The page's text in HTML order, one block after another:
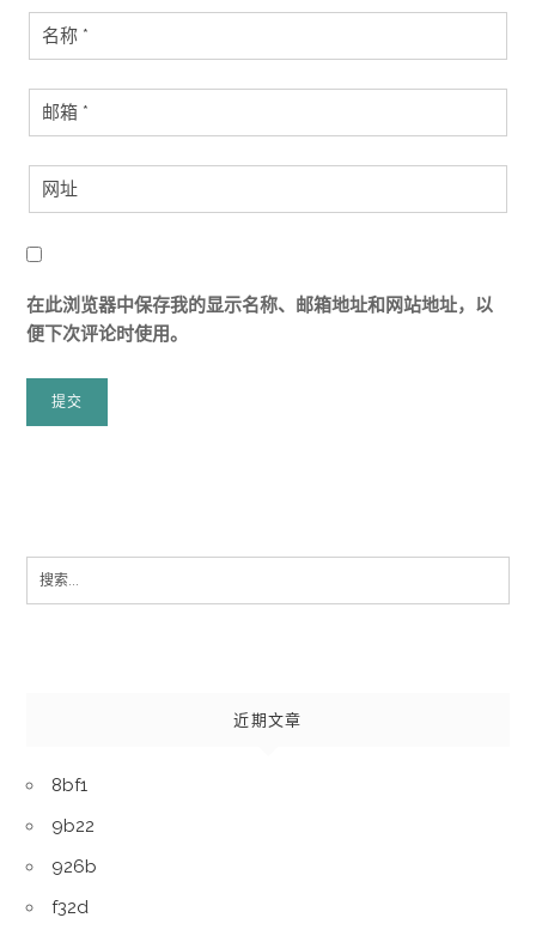
在此浏览器中保存我的显示名称、邮箱地址和网站地址，以
便下次评论时使用。
Search
for:
近期文章
8bf1
9b22
926b
f32d